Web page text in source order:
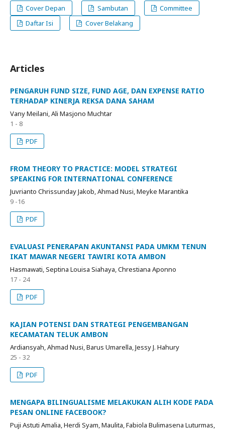
Cover Depan Sambutan
Committee
Daftar Isi
Cover Belakang
Articles
PENGARUH FUND SIZE, FUND AGE, DAN EXPENSE RATIO
TERHADAP KINERJA REKSA DANA SAHAM
Vany Meilani, Ali Masjono Muchtar
1 - 8
PDF
FROM THEORY TO PRACTICE: MODEL STRATEGI
SPEAKING FOR INTERNATIONAL CONFERENCE
Juvrianto Chrissunday Jakob, Ahmad Nusi, Meyke Marantika
9 -16
PDF
EVALUASI PENERAPAN AKUNTANSI PADA UMKM TENUN
IKAT MAWAR NEGERI TAWIRI KOTA AMBON
Hasmawati, Septina Louisa Siahaya, Chrestiana Aponno
17 - 24
PDF
KAJIAN POTENSI DAN STRATEGI PENGEMBANGAN
KECAMATAN TELUK AMBON
Ardiansyah, Ahmad Nusi, Barus Umarella, Jessy J. Hahury
25 - 32
PDF
MENGAPA BILINGUALISME MELAKUKAN ALIH KODE PADA
PESAN ONLINE FACEBOOK?
Puji Astuti Amalia, Herdi Syam, Maulita, Fabiola Bulimasena Luturmas,